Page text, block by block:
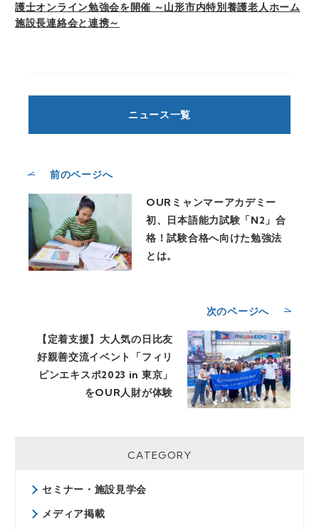
護士オンライン勉強会を開催 ～山形市内特別養護老人ホーム
施設長連絡会と連携～
ニュース一覧
前のページへ
OURミャンマーアカデミー
初、日本語能力試験「N2」合
格！試験合格へ向けた勉強法
とは。
次のページへ
【定着支援】大人気の日比友
好親善交流イベント「フィリ
ピンエキスポ2023 in 東京」
をOUR人財が体験
CATEGORY
セミナー・施設見学会
メディア掲載